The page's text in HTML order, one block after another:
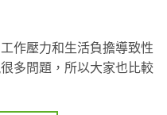
作壓力和生活負擔導致性
多問題，所以大家也比較